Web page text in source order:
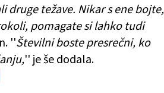
druge težave. Nikar s ene bojte,
pomagate si lahko tudi
''Številni boste presrečni, ko
'' je še dodala.